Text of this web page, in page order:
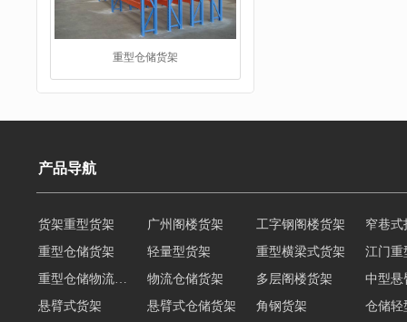
重型仓储货架
仓储货架
产品导航
货架重型货架 广州阁楼货架 工字钢阁楼货架
窄巷式
重型仓储货架
轻量型货架 重型横梁式货架
江门重
重型仓储物流货架
物流仓储货架 多层阁楼货架
中型悬
悬臂式货架
悬臂式仓储货架 角钢货架 仓储轻